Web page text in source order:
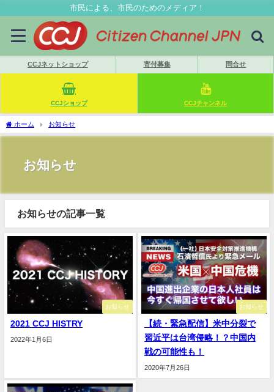
市民による、市民のためのメディア！
CCJネットショップ 寄付募集 問合せ
CCJショップ CCJチャンネル
ホーム お知らせ
お知らせ
お知らせの記事一覧
お知らせ
2021 CCJ HISTRY
2022年1月6日
お知らせ
【続・緊急配信】米中分裂で
習近平は台湾侵略！？中国内
戦の可能性も！
2020年7月26日